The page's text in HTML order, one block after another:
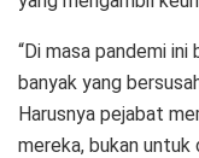
“Di masa pandemi
banyak yang
Harusnya pejabat
mereka, bukan untuk